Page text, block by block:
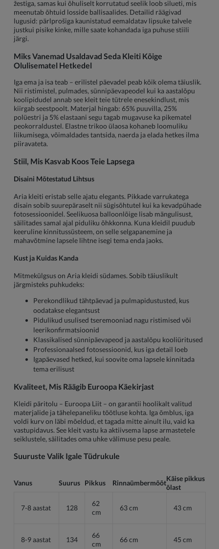
žestiga, samas kui õhuliselt korrutatud seelik loob silueti, mis
meenutab õhtuid losside ballisaalides. Detailid räägivad
lugusid: pärlprošiga kaunistatud eemaldatav lipsuke talvele
justkui pisike kinke, mille saate kohandada iga puhuse stiili
järgi.
Miks Vanemad Usaldavad Seda Kleiti Kõige
Olulisematel Hetkedel
Iga ema ja isa teab – erilistel päevadel peab kõik olema täiuslik.
Nii ristimistel, pulmades, sünnipäevapeodel kui ka aastalõpu
koolipidudel annab see kleit teie tütrele enesekindlust, mis
kiirgab seestpoolt. Materjal hingab: 65% puuvilla, 25%
polüestri ja 5% elastaani segu tagab mugavuse ka pikematel
peokorraldustel. Elastne trikoo ülaosa kohaneb loomuliku
liikumisega, võimaldades tantsida, naerda ja elada hetkes ilma
piiravateta.
Stiil, Mis Kasvab Koos Teie Lapsega
Disaini Mõtestatud Lihtsus
Aria kleiti eristab selle ajatu elegants. Pikkade varrukatega
disain sobib suurepäraselt nii sügisõhtutel kui ka kevadpühade
fotosessioonidel. Seelikuosa balloonlõige lisab mängulisust,
säilitades samal ajal piduliku õhkkonna. Kuna kleidil puudub
keeruline kinnitussüsteem, on selle selgapanemine ja
mahavõtmine lapsele lihtne isegi tema enda jaoks.
Kust ja Kuidas Kanda
Mitmekülgsus on Aria kleidi südames. Sobib täiuslikult
järgmisteks puhkudeks:
Perekondlikud tähtpäevad ja pulmapidustusted, kus
oodatakse elegantsust
Pidulikud usulised tseremooniad nagu ristimised või
leerikonfirmatsioonid
Klassikalised sünnipäevapeod ja aastalõpu kooliüritused
Professionaalsed fotosessioonid, kus iga detail loeb
Igapäevased hetked, kui soovite oma lapsele kinnitada
tema erilisust
Kvaliteet, Mis Räägib Euroopa Käekirjast
Kleidi päritolu – Euroopa Liit – on garantii hoolikalt valitud
materjalide ja tähelepaneliku töötluse kohta. Iga õmblus, iga
voldi kurv on läbi mõeldud, et tagada mitte ainult ilu, vaid ka
vastupidavus. See kleit vastu ka aktiivsema lapse armastetele
seiklustele, säilitades oma uhke välimuse pesu peale.
Suuruste Valik Igale Tüdrukule
Vanus Suurus Pikkus Rinnaümbermõõt
Käise pikkus
õlast
7-8 aastat 128
62
cm
63 cm 43 cm
8-9 aastat 134
66
cm
66 cm 45 cm